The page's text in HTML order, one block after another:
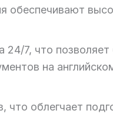
обеспечивают
24/7, что
на
что облегчает